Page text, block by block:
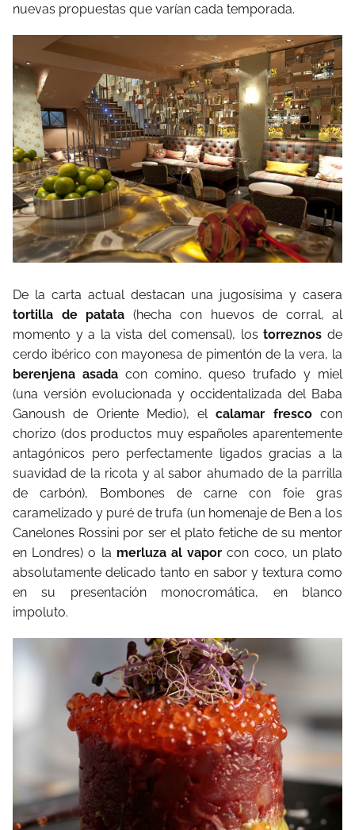
nuevas propuestas que varían cada temporada.
De la carta actual destacan una jugosísima y casera
tortilla de patata (hecha con huevos de corral, al
momento y a la vista del comensal), lostorreznos de
cerdo ibérico con mayonesa de pimentón de la vera, la
berenjena asadacon comino, queso trufado y miel
(una versión evolucionada y occidentalizada del Baba
Ganoush de Oriente Medio), elcalamar frescocon
chorizo (dos productos muy españoles aparentemente
antagónicos pero perfectamente ligados gracias a la
suavidad de la ricota y al sabor ahumado de la parrilla
de carbón), Bombones de carne con foie gras
caramelizado y puré de trufa (un homenaje de Ben a los
Canelones Rossini por ser el plato fetiche de su mentor
en Londres) o la merluza al vapor con coco, un plato
absolutamente delicado tanto en sabor y textura como
en su presentación monocromática, en blanco
impoluto.